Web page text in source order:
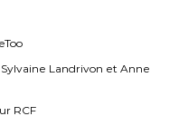
Landrivon et Anne
RCF